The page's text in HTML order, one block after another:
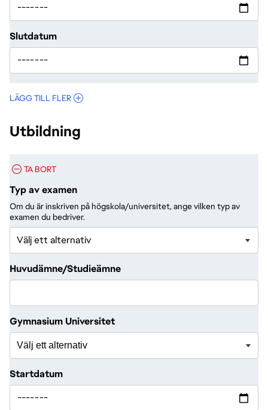
Slutdatum
LÄGG TILL FLER
Utbildning
TA BORT
Typ av examen
Om du är inskriven på högskola/universitet, ange vilken typ av
examen du bedriver.
Huvudämne/Studieämne
Gymnasium UniversitetVälj ett alternativ
Välj ett alternativ
Startdatum